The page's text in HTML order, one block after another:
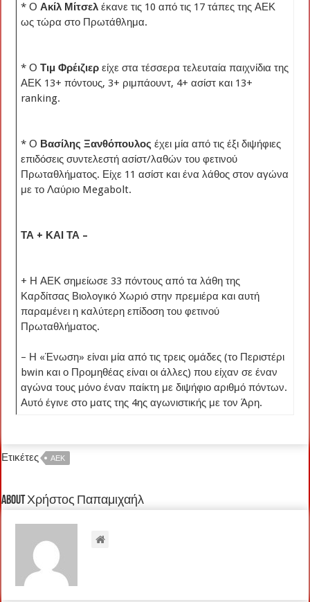
* ΟΑκίλ Μίτσελέκανε τις 10 από τις 17 τάπες της ΑΕΚ
ως τώρα στο Πρωτάθλημα.
* Ο Τιμ Φρέιζιερ είχε στα τέσσερα τελευταία παιχνίδια της
ΑΕΚ 13+ πόντους, 3+ ριμπάουντ, 4+ ασίστ και 13+
ranking.
* Ο Βασίλης Ξανθόπουλος έχει μία από τις έξι διψήφιες
επιδόσεις συντελεστή ασίστ/λαθών του φετινού
Πρωταθλήματος. Είχε 11 ασίστ και ένα λάθος στον αγώνα
με το Λαύριο Megabolt.
ΤΑ + ΚΑΙ ΤΑ –
+ Η ΑΕΚ σημείωσε 33 πόντους από τα λάθη της
Καρδίτσας Βιολογικό Χωριό στην πρεμιέρα και αυτή
παραμένει η καλύτερη επίδοση του φετινού
Πρωταθλήματος.
– Η «Ένωση» είναι μία από τις τρεις ομάδες (το Περιστέρι
bwin και ο Προμηθέας είναι οι άλλες) που είχαν σε έναν
αγώνα τους μόνο έναν παίκτη με διψήφιο αριθμό πόντων.
Αυτό έγινε στο ματς της 4ης αγωνιστικής με τον Άρη.
Ετικέτες ΑΕΚ
About Χρήστος Παπαμιχαήλ